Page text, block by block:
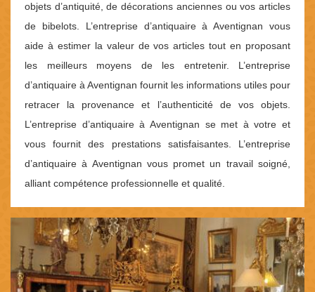
objets d’antiquité, de décorations anciennes ou vos articles
de bibelots. L’entreprise d’antiquaire à Aventignan vous
aide à estimer la valeur de vos articles tout en proposant
les meilleurs moyens de les entretenir. L’entreprise
d’antiquaire à Aventignan fournit les informations utiles pour
retracer la provenance et l’authenticité de vos objets.
L’entreprise d’antiquaire à Aventignan se met à votre et
vous fournit des prestations satisfaisantes. L’entreprise
d’antiquaire à Aventignan vous promet un travail soigné,
alliant compétence professionnelle et qualité.